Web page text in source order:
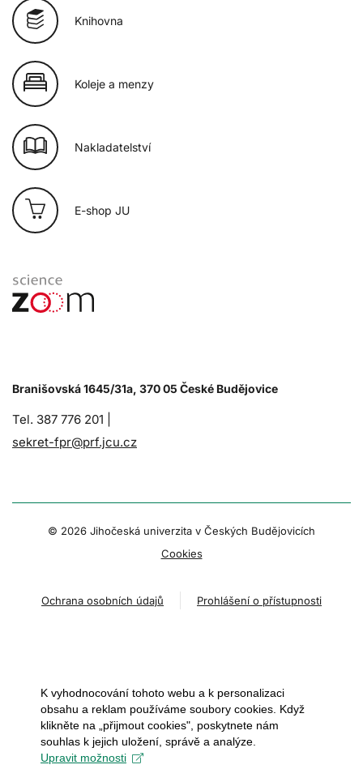
Knihovna
Koleje a menzy
Nakladatelství
E-shop JU
Branišovská 1645/31a, 370 05 České Budějovice
Tel. 387 776 201 |
sekret-fpr@prf.jcu.cz
© 2026 Jihočeská univerzita v Českých Budějovicích
Cookies
Ochrana osobních údajů Prohlášení o přístupnosti
K vyhodnocování tohoto webu a k personalizaci
obsahu a reklam používáme soubory cookies. Když
klikněte na „přijmout cookies", poskytnete nám
souhlas k jejich uložení, správě a analýze.
Upravit možnosti